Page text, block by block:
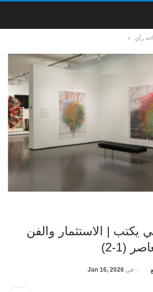
رأي
يكتب | الاستثمار والفن
(1-2)
في Jan 16, 2026